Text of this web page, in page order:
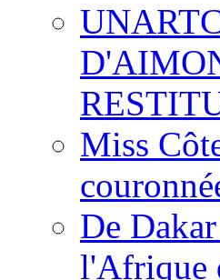
Miss
De
l'Afrique